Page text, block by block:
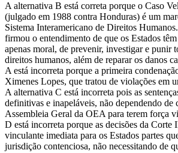
A alternativa B está correta porque o Caso
(julgado em 1988 contra Honduras) é um
Sistema Interamericano de Direitos
firmou o entendimento de que os Estados
apenas moral, de prevenir, investigar e punir
direitos humanos, além de reparar os danos
A está incorreta porque a primeira
Ximenes Lopes, que tratou de violações em
A alternativa C está incorreta pois as
definitivas e inapeláveis, não dependendo de
Assembleia Geral da OEA para terem força
D está incorreta porque as decisões da Corte
vinculante imediata para os Estados partes
jurisdição contenciosa, não necessitando de